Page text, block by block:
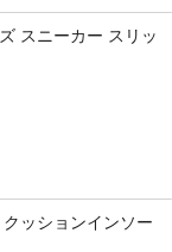
スニーカー スリッ
ッションインソー